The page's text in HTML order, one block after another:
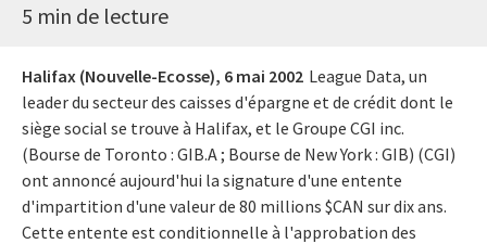
5 min de lecture
Halifax (Nouvelle-Ecosse), 6 mai 2002 League Data, un
leader du secteur des caisses d'épargne et de crédit dont le
siège social se trouve à Halifax, et le Groupe CGI inc.
(Bourse de Toronto : GIB.A ; Bourse de New York : GIB) (CGI)
ont annoncé aujourd'hui la signature d'une entente
d'impartition d'une valeur de 80 millions $CAN sur dix ans.
Cette entente est conditionnelle à l'approbation des